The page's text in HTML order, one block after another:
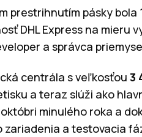
prestrihnutím pásky bola
DHL Express na mieru
a správca
centrála s veľkosťou 3
a teraz slúži ako
minulého roka a
a testovacia